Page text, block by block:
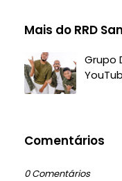
Mais do RRD
Grupo
Comentários
0 Comentários